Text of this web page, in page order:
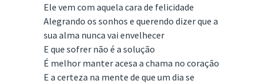
Ele vem com aquela cara de felicidade
Alegrando os sonhos e querendo dizer que a
sua alma nunca vai envelhecer
E que sofrer não é a solução
É melhor manter acesa a chama no coração
E a certeza na mente de que um dia se